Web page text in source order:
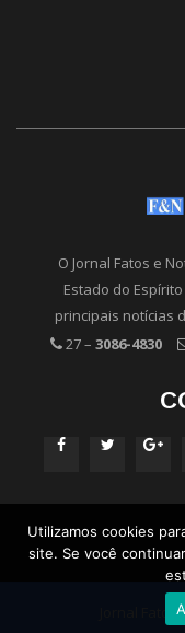
O Jornal Fatos e
Estado do
principais notícias
27 – 3086-4830
Jornal
Utilizamos cookies
site. Se você